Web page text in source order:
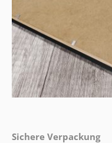
Sichere Verpackung